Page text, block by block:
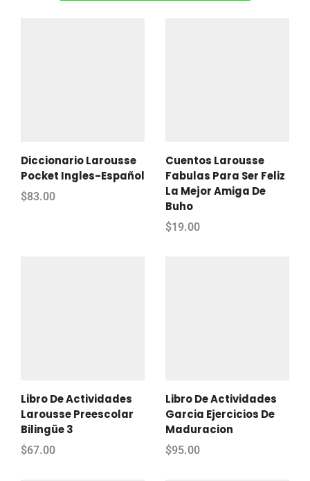
Diccionario Larousse
Pocket Ingles-Español
$83.00
Cuentos Larousse
Fabulas Para Ser Feliz
La Mejor Amiga De
Buho
$19.00
Libro De Actividades
Larousse Preescolar
Bilingüe 3
$67.00
Libro De Actividades
Garcia Ejercicios De
Maduracion
$95.00